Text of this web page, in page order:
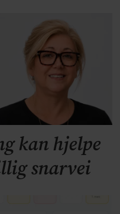
kan hjelpe
snarvei